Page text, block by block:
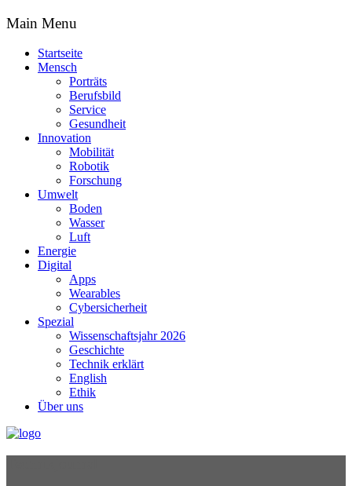
Main Menu
Startseite
Mensch
Porträts
Berufsbild
Service
Gesundheit
Innovation
Mobilität
Robotik
Forschung
Umwelt
Boden
Wasser
Luft
Energie
Digital
Apps
Wearables
Cybersicherheit
Spezial
Wissenschaftsjahr 2026
Geschichte
Technik erklärt
English
Ethik
Über uns